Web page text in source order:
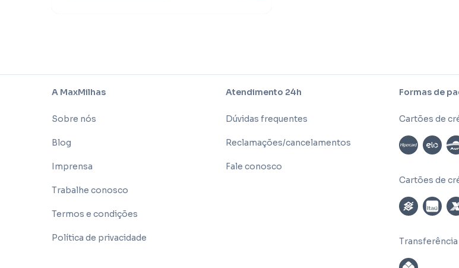
A MaxMilhas
Sobre nós
Blog
Imprensa
Trabalhe conosco
Termos e condições
Política de privacidade
Atendimento 24h
Dúvidas frequentes
Reclamações/cancelamentos
Fale conosco
Formas de
Cartões de
Cartões de
Transferência